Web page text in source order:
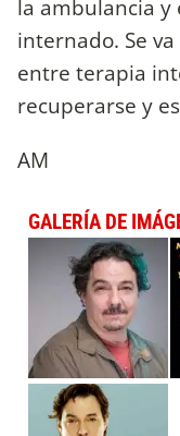
la ambulancia y
internado. Se
entre terapia
recuperarse y
AM
GALERÍA DE